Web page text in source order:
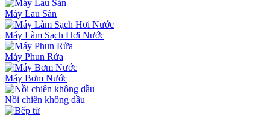
Máy Lau Sàn
Máy Làm Sạch Hơi Nước
Máy Phun Rửa
Máy Bơm Nước
Nồi chiên không dầu